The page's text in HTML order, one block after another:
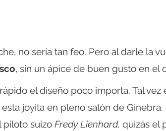
no sería tan feo. Pero al darle la
, sin un ápice de buen gusto en el
el diseño poco importa. Tal
joyita en pleno salón de Ginebra.
piloto suizo Fredy Lienhard, quizás el